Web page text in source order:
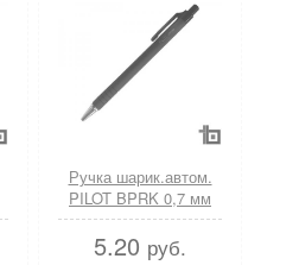
Ручка шарик.автом.
PILOT BPRK 0,7 мм
синий прорез. корпус
синий
5.20 руб.